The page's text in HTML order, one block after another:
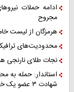
مجروح
هرمزگان از لیست
محدودیت‌های
نجات طلای نارنجی
استاندار: حمله به
شهادت ۳ عضو یک خانواده قشمی